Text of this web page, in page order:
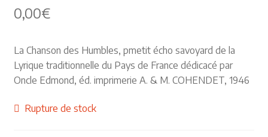
Peintures
Les Pyrénées
VIEUX PAPIERS
Carte postale
0,00€
La Chanson des Humbles, pmetit écho savoyard de la
Lyrique traditionnelle du Pays de France dédicacé par
Oncle Edmond, éd. imprimerie A. & M. COHENDET, 1946
Rupture de stock